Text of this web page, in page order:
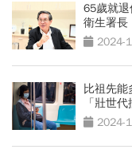
65歲就
衛生署長
2024-
比祖先
「壯世
2024-